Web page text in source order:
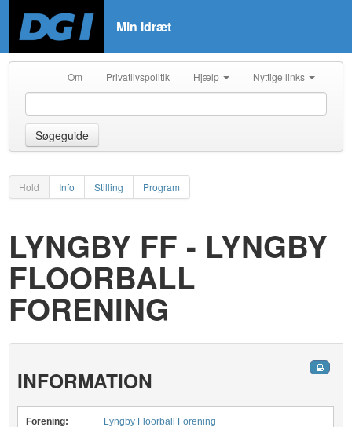
Min Idræt
Om Privatlivspolitik Hjælp Nyttige links
Søgeguide
Hold Info Stilling Program
LYNGBY FF - LYNGBY
FLOORBALL
FORENING
INFORMATION
Forening: Lyngby Floorball Forening